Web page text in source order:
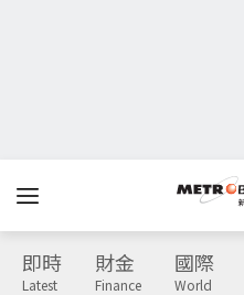
即時
Latest
財金
Finance
國際
World